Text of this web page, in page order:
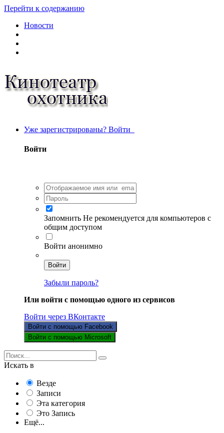
Перейти к содержанию
Новости
Уже зарегистрированы? Войти
Войти
Запомнить Не рекомендуется для компьютеров с
общим доступом
Войти анонимно
Войти
Забыли пароль?
Или войти с помощью одного из сервисов
Войти через ВКонтакте
Войти с помощью Facebook
Войти с помощью Microsoft
Искать в
Везде
Записи
Эта категория
Это Запись
Ещё...